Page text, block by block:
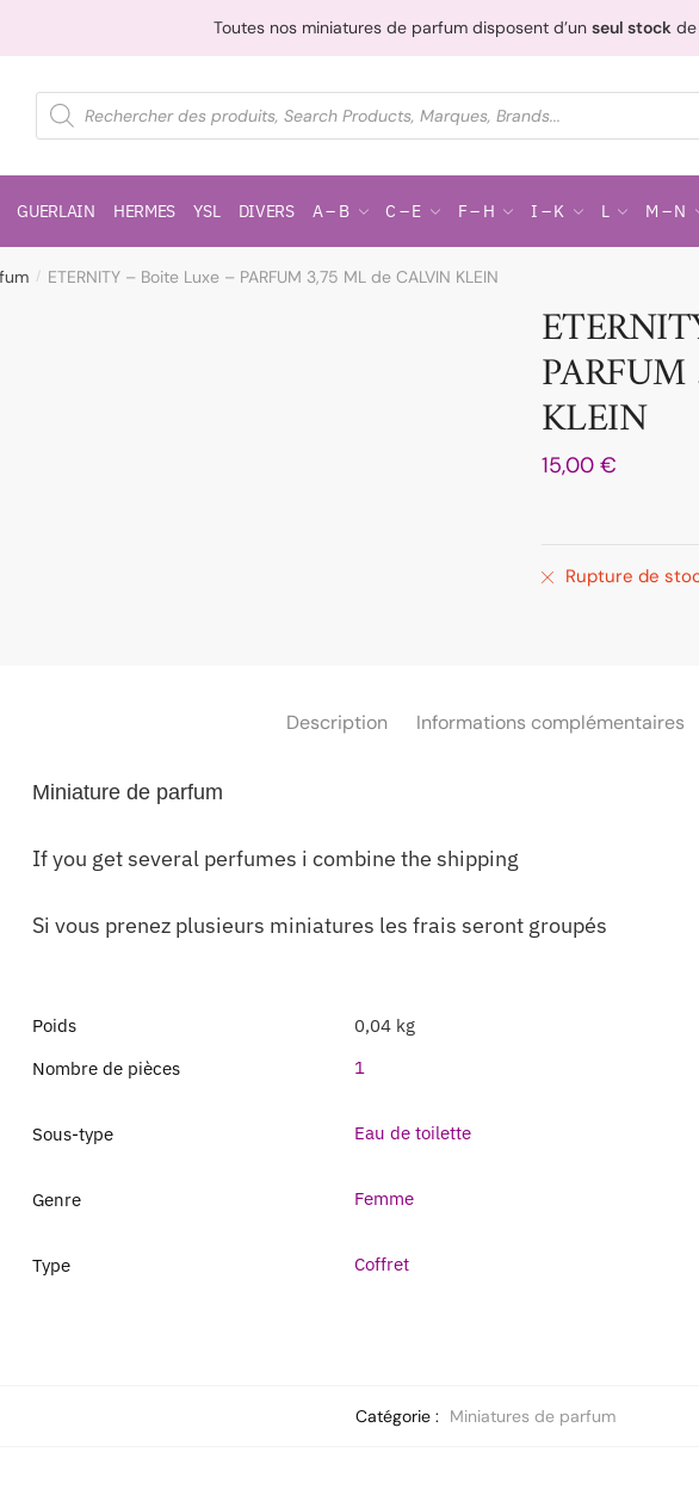
Toutes nos miniatures de parfum disposent d’un seul stock
GUERLAIN HERMES YSL DIVERS A – B C – E F – H I – K L M – N
/ ETERNITY – Boite Luxe – PARFUM 3,75 ML de CALVIN KLEIN
KLEIN
15,00 €
Rupture de
Description Informations complémentaires
Miniature de parfum
If you get several perfumes i combine the shipping
Si vous prenez plusieurs miniatures les frais seront groupés
Poids
0,04 kg
Nombre de pièces
1
Sous-type Eau de toilette
Genre Femme
Type Coffret
Catégorie : Miniatures de parfum